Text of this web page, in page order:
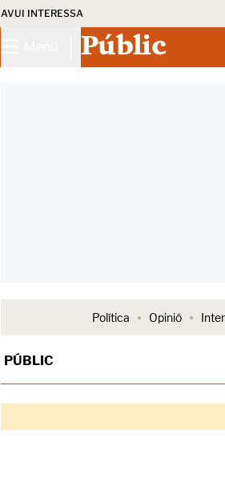
AVUI INTERESSA
Públic
Política Opinió
PÚBLIC